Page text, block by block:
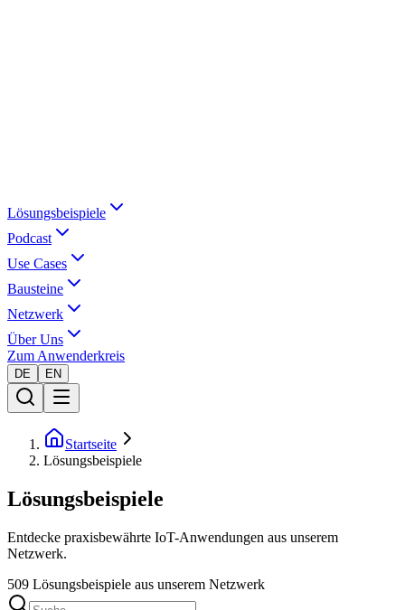
Lösungsbeispiele
Podcast
Use Cases
Bausteine
Netzwerk
Über Uns
Zum Anwenderkreis
DE EN
Startseite
Lösungsbeispiele
Lösungsbeispiele
Entdecke praxisbewährte IoT-Anwendungen aus unserem
Netzwerk.
509 Lösungsbeispiele aus unserem Netzwerk